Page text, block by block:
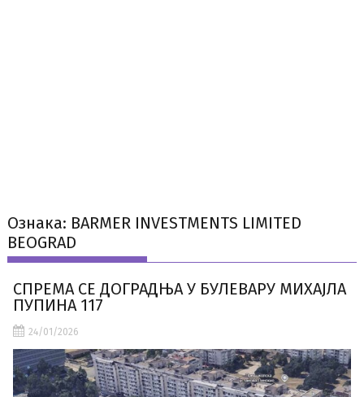
Ознака: BARMER INVESTMENTS LIMITED
BEOGRAD
СПРЕМА СЕ ДОГРАДЊА У БУЛЕВАРУ МИХАЈЛА
ПУПИНА 117
24/01/2026